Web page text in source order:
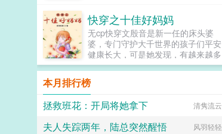
常天性凉薄，外人皆传其不能人道。
后来，四皇子李承熙捡了个美人美人
云鬓腰酥，柔弱娇嫩，哭起来似一枝
春带雨的梨花儿般，却狡猾难驯，披
着马甲跑路了。三个月后李承熙凤眸
幽暗缱绻，掐着美人酥腰，声音温柔
残忍透着血腥，骗我？！顾香凝搂腰
贴脖，哭哭啼啼，四皇子，我错了不
是的，你听我狡辩腹黑凉薄禁欲蛇精
路皮皮虾戏精女主阅读指南1苏爽小
诸多风波，协议到期那天，两人又该
何去何从？温悦我从未做过任何背叛
你的事。厉南谨就算你心里没有我，
我也认！温悦，除你之外，再无其
他！展开收起...
快穿之十佳好妈妈
无cp快穿文殷音是新一任的床头婆
婆，专门守护大千世界的孩子们平安
健康长大，可是她发现，有越来越多
的父母不关注孩子的成长，导致原本
纯真可爱的孩子一生悲凉。殷音决定
下凡成为孩子的妈妈，守护那些可怜
孩子们幸福的一生。...
本月排行榜
拯救班花：开局将她拿下
清隽流云
夫人失踪两年，陆总突然醒悟 风羽轻轻